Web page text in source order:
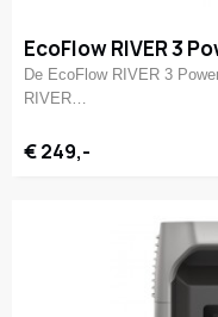
EcoFlow RIVER 3
De EcoFlow RIVER 3
RIVER…
€ 249,-